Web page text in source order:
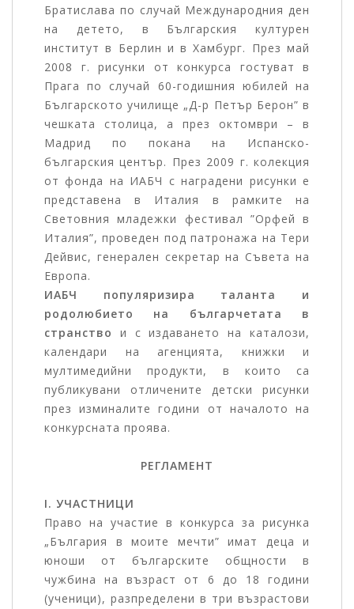
Братислава по случай Международния ден
на детето, в Българския културен
институт в Берлин и в Хамбург. През май
2008 г. рисунки от конкурса гостуват в
Прага по случай 60-годишния юбилей на
Българското училище „Д-р Петър Берон” в
чешката столица, а през октомври – в
Мадрид по покана на Испанско-
българския център. През 2009 г. колекция
от фонда на ИАБЧ с наградени рисунки е
представена в Италия в рамките на
Световния младежки фестивал ”Орфей в
Италия”, проведен под патронажа на Тери
Дейвис, генерален секретар на Съвета на
Европа.
ИАБЧ популяризира таланта и
родолюбието на българчетата в
странство
и с издаването на каталози,
календари на агенцията, книжки и
мултимедийни продукти, в които са
публикувани отличените детски рисунки
през изминалите години от началото на
конкурсната проява.
РЕГЛАМЕНТ
I. УЧАСТНИЦИ
Право на участие в конкурса за рисунка
„България в моите мечти” имат деца и
юноши от българските общности в
чужбина на възраст от 6 до 18 години
(ученици), разпределени в три възрастови